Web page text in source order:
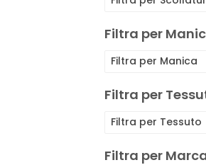
Filtra per
Filtra per Manica
Filtra per
Filtra per Tessuto
Filtra per